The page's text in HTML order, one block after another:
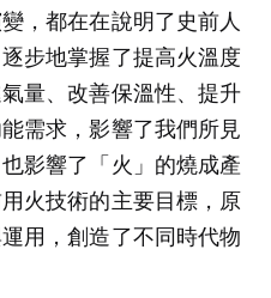
，都在在說明了史前人
步地掌握了提高火溫度
量、改善保溫性、提升
需求，影響了我們所見
影響了「火」的燒成產
火技術的主要目標，原
用，創造了不同時代物